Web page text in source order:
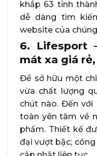
khắp 63 tỉnh
dễ dàng tìm
website của
6. Lifesport
mát xa giá
Để sở hữu một
vừa chất lượng
chút nào. Đến với
toàn yên tâm về
phẩm. Thiết kế
đại vượt bậc;